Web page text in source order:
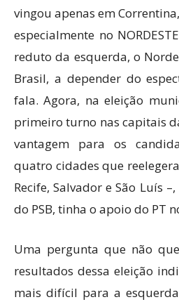
vingou apenas em
especialmente no
reduto da esquerda, o
Brasil, a depender do
fala. Agora, na eleição
primeiro turno nas capitais
vantagem para os
quatro cidades que
Recife, Salvador e São Luís
do PSB, tinha o apoio do PT
Uma pergunta que não
resultados dessa eleição
mais difícil para a